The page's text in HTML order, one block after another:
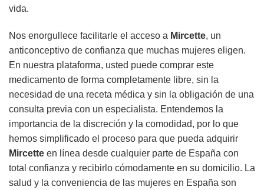
vida.
Nos enorgullece facilitarle el acceso a Mircette, un
anticonceptivo de confianza que muchas mujeres eligen.
En nuestra plataforma, usted puede comprar este
medicamento de forma completamente libre, sin la
necesidad de una receta médica y sin la obligación de una
consulta previa con un especialista. Entendemos la
importancia de la discreción y la comodidad, por lo que
hemos simplificado el proceso para que pueda adquirir
Mircette en línea desde cualquier parte de España con
total confianza y recibirlo cómodamente en su domicilio. La
salud y la conveniencia de las mujeres en España son